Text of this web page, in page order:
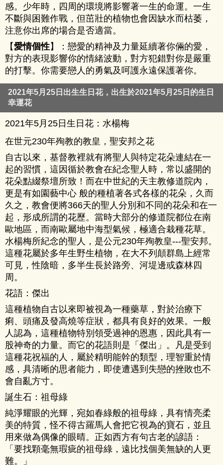
感。少年時，四周的環境將影響著一生的命運。一生
不斷與困難作戰，但茁壯的植物也會因缺水而枯萎，
注意你出席的場合是否適當。
【愛情個性】：戀愛的精神及力量延續著你倆的愛，
對方的表現影響你的情緒波動，對方犯錯對你是嚴重
的打擊。你需要戀人的勇氣及呵護永遠保護著你。
2021年5月25日出生生日花，出生於2021年5月25日的生日
幸運花
2021年5月25日生日花：水楊梅
在世元230年殉教的教皇，聖安邦之花
自古以來，基督教裡就有將聖人與特定花朵連結在一
起的習慣，這因循於教會在紀念聖人時，常以盛開的
花朵點綴祭壇所致！而在中世紀的天主教修道院內，
更是有如園藝中心 般的種植著各式各樣的花朵，久而
久之，教會便將366天的聖人分別和不同的花朵和在一
起，形成所謂的花歷。當時大部分的修道院都位在南
歐地區，而南歐屬地中海型氣候，極適合栽種花草。
水楊梅所紀念的聖人，是公元230年殉教皇---聖安邦。
這種花屬於多年生野生植物，在大不列顛群島上經常
可見，性陰暗，多半生長於路旁、河堤邊或森林四
周。
花語：傑出
這種植物自古以來即被視為一種藥草，對於治療下
痢、頭痛及發高燒等症狀，都具有良好的效果。一般
人認為，這種植物特別領受過神的恩惠，因此具有一
股神奇的力量。而它的花語則是「傑出」。凡是受到
這種花祝福的人，屬於精明能幹的類型，理智重於情
感，具清晰的思者能力，即使遭遇到失戀的挫敗也不
會自亂方寸。
誕生石：祖母綠
純淨耀眼的光輝，宛如春綠般的祖母綠，具有情亮柔
美的特質，怪不得古羅馬人會把它視為的寶石，並且
用來做為偶像的眼晴。正如西方有句古老的諺語：
「要找顆毫無瑕疵的祖母綠，遠比找個美無缺的人更
難。」